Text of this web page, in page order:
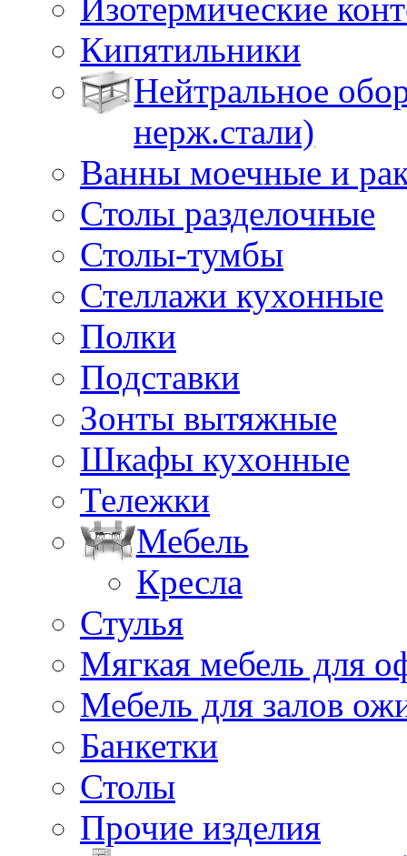
Изотермические
Кипятильники
Нейтральное
нерж.стали)
Ванны моечные и
Столы разделочные
Столы-тумбы
Стеллажи кухонные
Полки
Подставки
Зонты вытяжные
Шкафы кухонные
Тележки
Мебель
Кресла
Стулья
Мягкая мебель для
Мебель для залов
Банкетки
Столы
Прочие изделия